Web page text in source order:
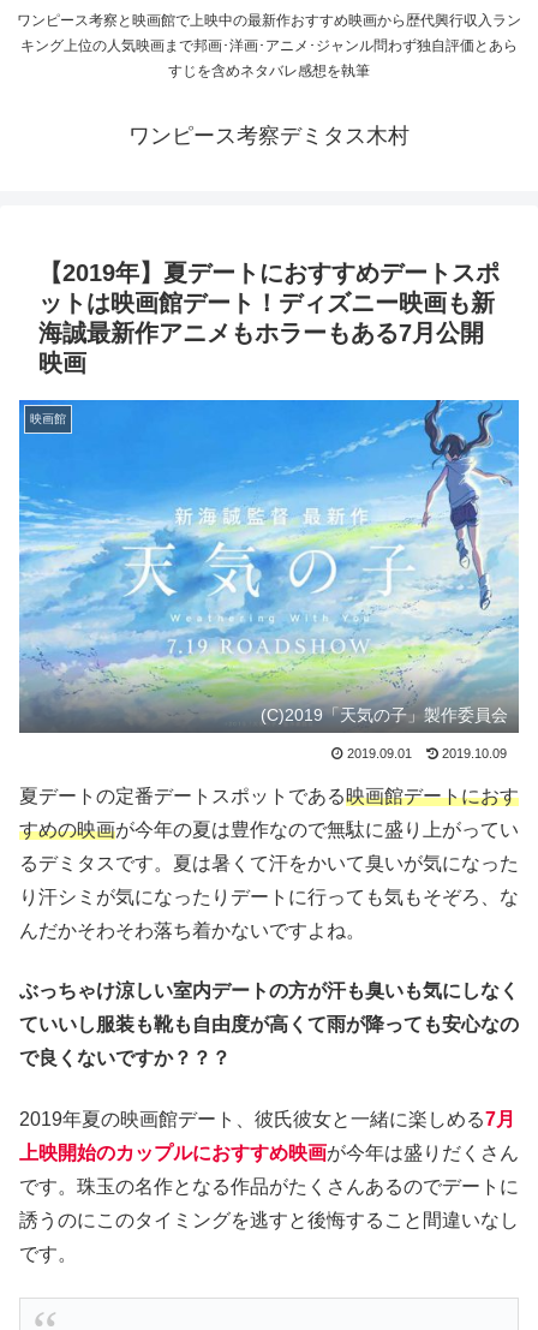
ワンピース考察と映画館で上映中の最新作おすすめ映画から歴代興行収入ラン
キング上位の人気映画まで邦画･洋画･アニメ･ジャンル問わず独自評価とあら
すじを含めネタバレ感想を執筆
ワンピース考察デミタス木村
【2019年】夏デートにおすすめデートスポ
ットは映画館デート！ディズニー映画も新
海誠最新作アニメもホラーもある7月公開
映画
映画館
(C)2019「天気の子」製作委員会
2019.09.01 2019.10.09
夏デートの定番デートスポットである映画館デートにおす
すめの映画が今年の夏は豊作なので無駄に盛り上がってい
るデミタスです。夏は暑くて汗をかいて臭いが気になった
り汗シミが気になったりデートに行っても気もそぞろ、な
んだかそわそわ落ち着かないですよね。
ぶっちゃけ涼しい室内デートの方が汗も臭いも気にしなく
ていいし服装も靴も自由度が高くて雨が降っても安心なの
で良くないですか？？？
2019年夏の映画館デート、彼氏彼女と一緒に楽しめる7月
上映開始のカップルにおすすめ映画が今年は盛りだくさん
です。珠玉の名作となる作品がたくさんあるのでデートに
誘うのにこのタイミングを逃すと後悔すること間違いなし
です。